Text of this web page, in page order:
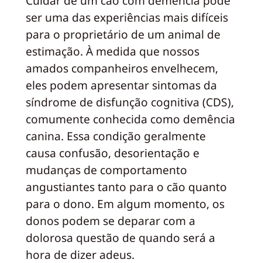
ser uma das experiências mais difíceis
para o proprietário de um animal de
estimação. À medida que nossos
amados companheiros envelhecem,
eles podem apresentar sintomas da
síndrome de disfunção cognitiva (CDS),
comumente conhecida como demência
canina. Essa condição geralmente
causa confusão, desorientação e
mudanças de comportamento
angustiantes tanto para o cão quanto
para o dono. Em algum momento, os
donos podem se deparar com a
dolorosa questão de quando será a
hora de dizer adeus.